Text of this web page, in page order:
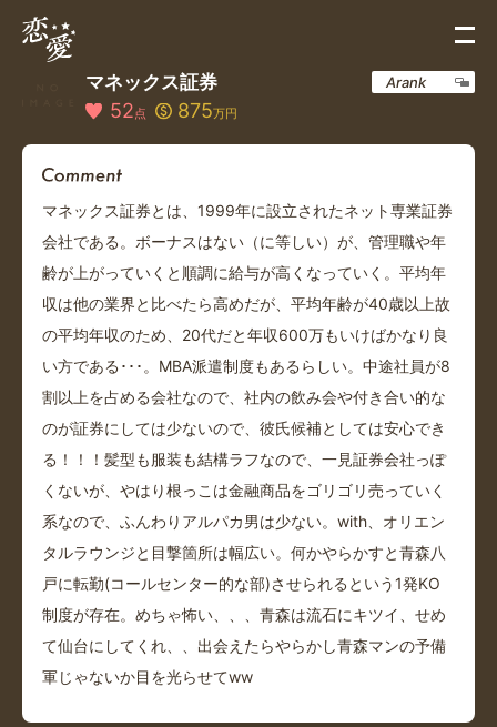
マネックス証券
52点 875万円
Arank
マネックス証券とは、1999年に設立されたネット専業証券
会社である。ボーナスはない（に等しい）が、管理職や年
齢が上がっていくと順調に給与が高くなっていく。平均年
収は他の業界と比べたら高めだが、平均年齢が40歳以上故
の平均年収のため、20代だと年収600万もいけばかなり良
い方である･･･。MBA派遣制度もあるらしい。中途社員が8
割以上を占める会社なので、社内の飲み会や付き合い的な
のが証券にしては少ないので、彼氏候補としては安心でき
る！！！髪型も服装も結構ラフなので、一見証券会社っぽ
くないが、やはり根っこは金融商品をゴリゴリ売っていく
系なので、ふんわりアルパカ男は少ない。with、オリエン
タルラウンジと目撃箇所は幅広い。何かやらかすと青森八
戸に転勤(コールセンター的な部)させられるという1発KO
制度が存在。めちゃ怖い、、、青森は流石にキツイ、せめ
て仙台にしてくれ、、出会えたらやらかし青森マンの予備
軍じゃないか目を光らせてww